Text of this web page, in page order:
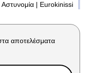
Αστυνομία | Eurokinissi
αποτελέσματα